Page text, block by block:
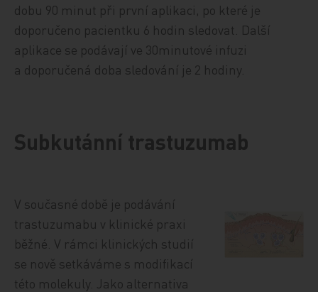
dobu 90 minut při první aplikaci, po které je
doporučeno pacientku 6 hodin sledovat. Další
aplikace se podávají ve 30minutové infuzi
a doporučená doba sledování je 2 hodiny.
Subkutánní trastuzumab
V současné době je podávání
trastuzumabu v klinické praxi
běžné. V rámci klinických studií
se nově setkáváme s modifikací
této molekuly. Jako alternativa